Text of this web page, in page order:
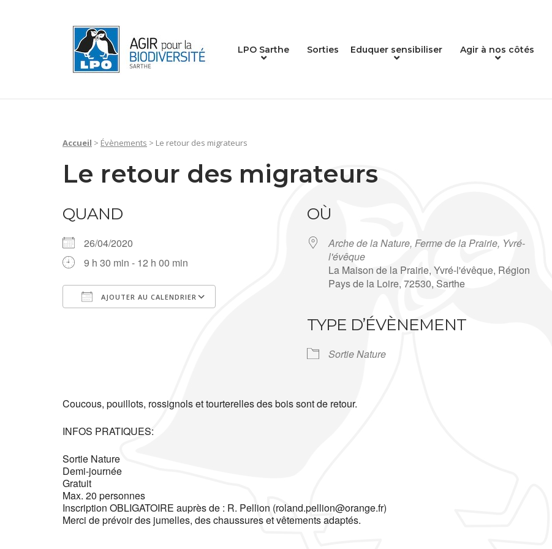
LPO Sarthe Sorties Eduquer sensibiliser Agir à nos côtés
Accueil > Évènements > Le retour des migrateurs
Le retour des migrateurs
QUAND
26/04/2020
9 h 30 min - 12 h 00 min
AJOUTER AU CALENDRIER
OÙ
Arche de la Nature, Ferme de la Prairie, Yvré-
l'évêque
La Maison de la Prairie, Yvré-l'évêque, Région
Pays de la Loire, 72530, Sarthe
TYPE D’ÉVÈNEMENT
Sortie Nature
Coucous, pouillots, rossignols et tourterelles des bois sont de retour.
INFOS PRATIQUES:
Sortie Nature
Demi-journée
Gratuit
Max. 20 personnes
Inscription OBLIGATOIRE auprès de : R. Pellion (roland.pellion@orange.fr)
Merci de prévoir des jumelles, des chaussures et vêtements adaptés.